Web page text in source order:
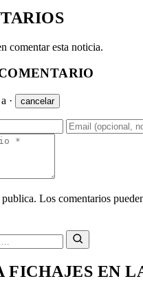
comentar esta noticia.
· cancelar
Los comentarios
FICHAJES EN